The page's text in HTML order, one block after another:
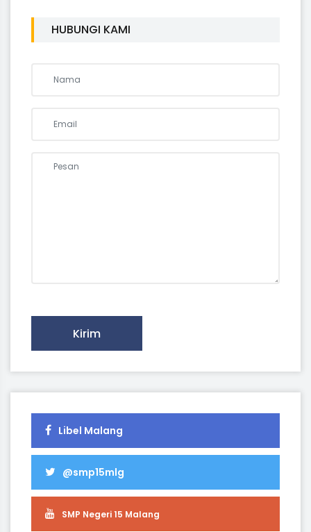
HUBUNGI KAMI
Kirim
Libel Malang
@smp15mlg
SMP Negeri 15 Malang